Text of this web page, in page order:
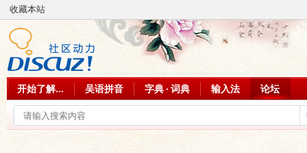
收藏本站
开始了解... 吴语拼音 字典 · 词典 输入法 论坛